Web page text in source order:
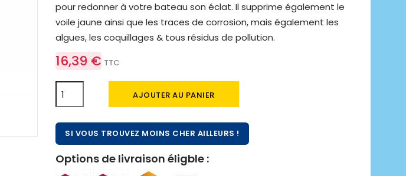
pour redonner à votre bateau son éclat. Il supprime également le
voile jaune ainsi que les traces de corrosion, mais également les
algues, les coquillages & tous résidus de pollution.
16,39 € TTC
AJOUTER AU PANIER
SI VOUS TROUVEZ MOINS CHER AILLEURS !
Options de livraison éligble :